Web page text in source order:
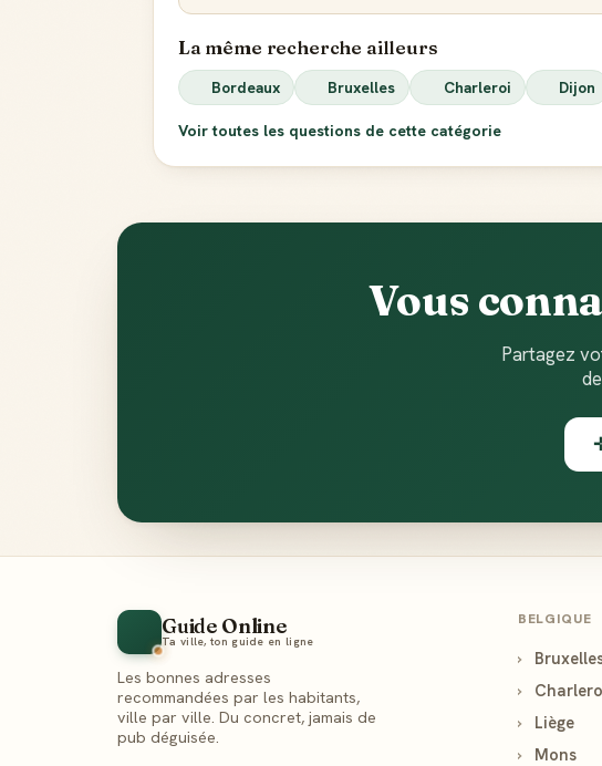
La même recherche ailleurs
Bordeaux Bruxelles Charleroi Dijon
Voir toutes les questions de cette catégorie
Vous
Partagez
Guide Online
Ta ville, ton guide en ligne
Les bonnes adresses
recommandées par les habitants,
ville par ville. Du concret, jamais de
pub déguisée.
BELGIQUE
›
›
›
Liège
›
Mons